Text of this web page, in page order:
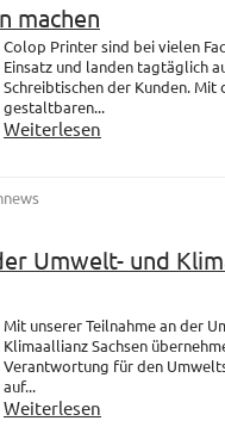
machen
Colop Printer sind bei vielen
Einsatz und landen tagtäglich
Schreibtischen der Kunden.
gestaltbaren...
Weiterlesen
Umwelt- und
Mit unserer Teilnahme an der
Klimaallianz Sachsen
Verantwortung für den
auf...
Weiterlesen